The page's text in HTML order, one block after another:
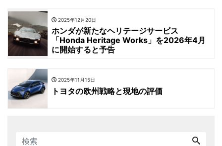
2025年12月20日
ホンダが新たなヘリテージサービス
「Honda Heritage Works」を2026年4月
に開始すると予告
2025年11月15日
トヨタの欧州戦略と現地の評価